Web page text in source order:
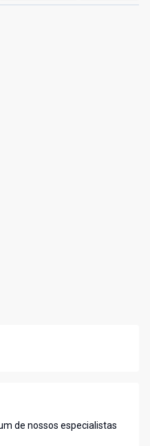
de nossos especialistas